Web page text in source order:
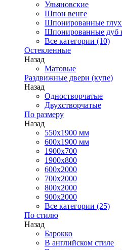
Ульяновские
Шпон венге
Шпонированные
Шпонированные дуб
Все категории (10)
Остекленные
Назад
Матовые
Раздвижные двери (купе)
Назад
Одностворчатые
Двухстворчатые
По размеру
Назад
550x1900 мм
600x1900 мм
1900х700
1900х800
600x2000
700x2000
800x2000
900x2000
Все категории (25)
По стилю
Назад
Барокко
В английском стиле